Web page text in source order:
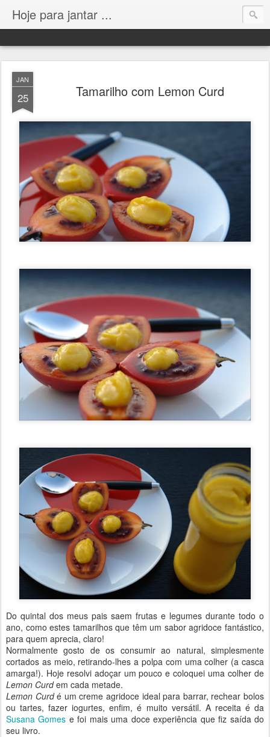
Hoje para jantar ...
JAN
25 Tamarilho com Lemon Curd
Do quintal dos meus pais saem frutas e legumes durante todo o
ano, como estes tamarilhos que têm um sabor agridoce fantástico,
para quem aprecia, claro!
Normalmente gosto de os consumir ao natural, simplesmente
cortados as meio, retirando-lhes a polpa com uma colher (a casca
amarga!). Hoje resolvi adoçar um pouco e coloquei uma colher de
Lemon Curdem cada metade.
Lemon Curdé um creme agridoce ideal para barrar, rechear bolos
ou tartes, fazer iogurtes, enfim, é muito versátil. A receita é da
Susana Gomes e foi mais uma doce experiência que fiz saída do
seu livro.